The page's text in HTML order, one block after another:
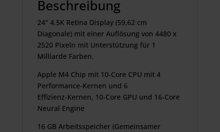
MengeBeschreibung
24″ 4.5K Retina Display (59,62 cm
Diagonale) mit einer Auflösung von 4480 x
2520 Pixeln mit Unterstützung für 1
Milliarde Farben.
Apple M4 Chip mit 10‑Core CPU mit 4
Performance‑Kernen und 6
Effizienz‑Kernen, 10‑Core GPU und 16‑Core
Neural Engine
16 GB Arbeitsspeicher (Gemeinsamer